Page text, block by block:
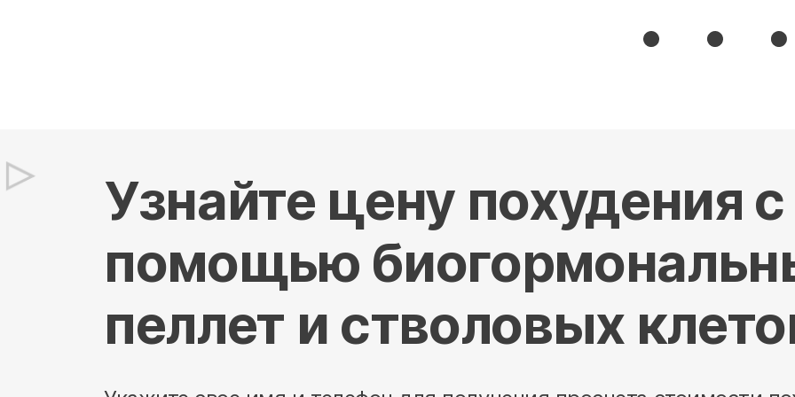
Узнайте цену похудения с
помощью
пеллет и стволовых